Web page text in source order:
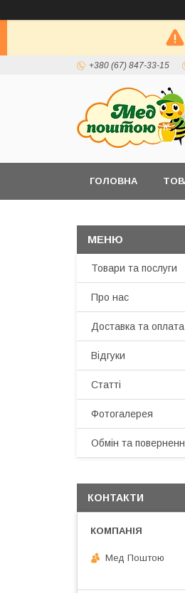
+380 (67) 847-33-15
ГОЛОВНА
Товари та послуги
Про нас
Доставка та оплата
Відгуки
Статті
Фотогалерея
Обмін та
КОНТАКТИ
Мед Поштою